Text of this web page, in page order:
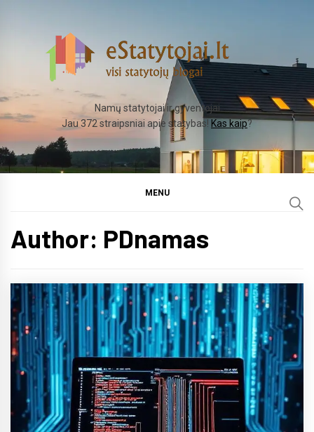
Namų statytojai ir gyventojai
Jau 372 straipsniai apie statybas! Kas kaip?
MENU
Author: PDnamas